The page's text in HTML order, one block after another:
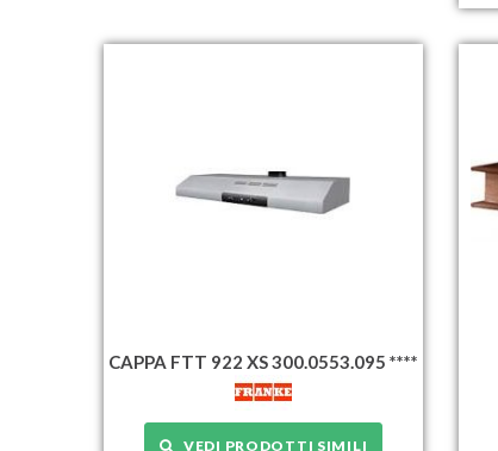
CAPPA FTT 922 XS 300.0553.095 ****
VEDI PRODOTTI SIMILI